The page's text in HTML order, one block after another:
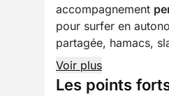
accompagnement
pour surfer en
partagée, hamacs,
Voir plus
Les points